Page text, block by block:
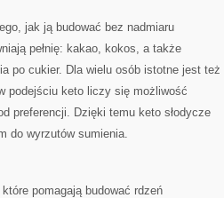
jak ją budować bez nadmiaru
pełnię: kakao, kokos, a także
po cukier. Dla wielu osób istotne jest też
podejściu keto liczy się możliwość
preferencji. Dzięki temu keto słodycze
do wyrzutów sumienia.
pomagają budować rdzeń